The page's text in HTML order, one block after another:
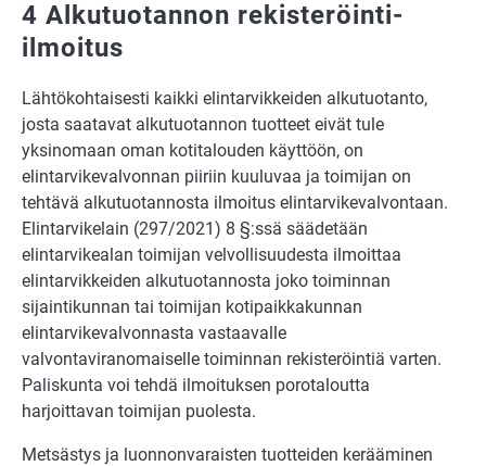
4 Alkutuotannon rekisteröinti-
ilmoitus
Lähtökohtaisesti kaikki elintarvikkeiden alkutuotanto,
josta saatavat alkutuotannon tuotteet eivät tule
yksinomaan oman kotitalouden käyttöön, on
elintarvikevalvonnan piiriin kuuluvaa ja toimijan on
tehtävä alkutuotannosta ilmoitus elintarvikevalvontaan.
Elintarvikelain (297/2021) 8 §:ssä säädetään
elintarvikealan toimijan velvollisuudesta ilmoittaa
elintarvikkeiden alkutuotannosta joko toiminnan
sijaintikunnan tai toimijan kotipaikkakunnan
elintarvikevalvonnasta vastaavalle
valvontaviranomaiselle toiminnan rekisteröintiä varten.
Paliskunta voi tehdä ilmoituksen porotaloutta
harjoittavan toimijan puolesta.
Metsästys ja luonnonvaraisten tuotteiden kerääminen